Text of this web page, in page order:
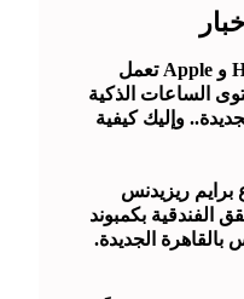
شركتا Huawei و Apple تعمل
الساعات الذكية
وإليك كيفية
برايم ريزيدنس
الفندقية بكمبوند
الجديدة.